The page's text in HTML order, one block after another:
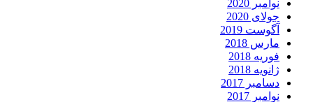
نوامبر 2020
جولای 2020
آگوست 2019
مارس 2018
فوریه 2018
ژانویه 2018
دسامبر 2017
نوامبر 2017